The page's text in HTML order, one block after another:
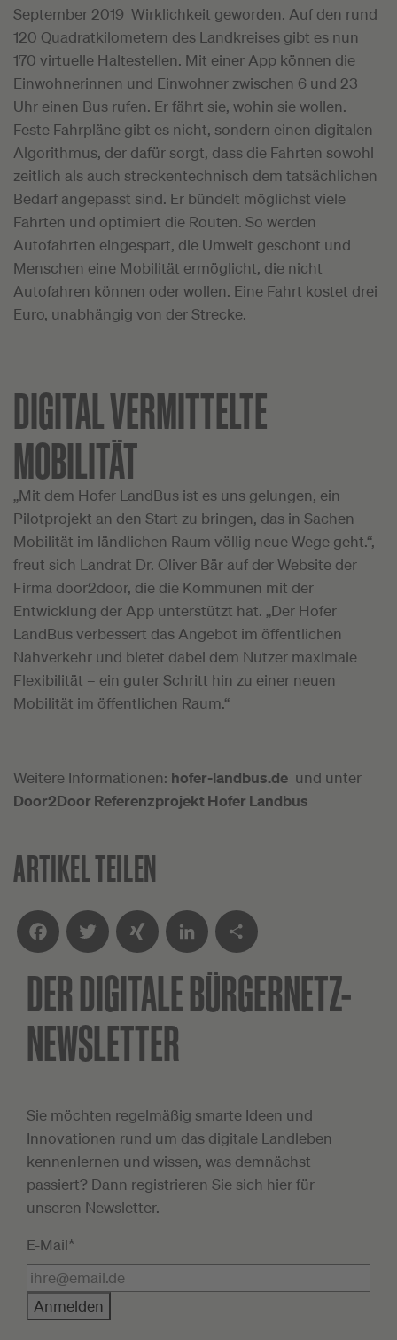
September 2019 Wirklichkeit geworden. Auf den rund
120 Quadratkilometern des Landkreises gibt es nun
170 virtuelle Haltestellen. Mit einer App können die
Einwohnerinnen und Einwohner zwischen 6 und 23
Uhr einen Bus rufen. Er fährt sie, wohin sie wollen.
Feste Fahrpläne gibt es nicht, sondern einen digitalen
Algorithmus, der dafür sorgt, dass die Fahrten sowohl
zeitlich als auch streckentechnisch dem tatsächlichen
Bedarf angepasst sind. Er bündelt möglichst viele
Fahrten und optimiert die Routen. So werden
Autofahrten eingespart, die Umwelt geschont und
Menschen eine Mobilität ermöglicht, die nicht
Autofahren können oder wollen. Eine Fahrt kostet drei
Euro, unabhängig von der Strecke.
DIGITAL VERMITTELTE
MOBILITÄT
„Mit dem Hofer LandBus ist es uns gelungen, ein
Pilotprojekt an den Start zu bringen, das in Sachen
Mobilität im ländlichen Raum völlig neue Wege geht.“,
freut sich Landrat Dr. Oliver Bär auf der Website der
Firma door2door, die die Kommunen mit der
Entwicklung der App unterstützt hat. „Der Hofer
LandBus verbessert das Angebot im öffentlichen
Nahverkehr und bietet dabei dem Nutzer maximale
Flexibilität – ein guter Schritt hin zu einer neuen
Mobilität im öffentlichen Raum.“
Weitere Informationen: hofer-landbus.de und unter
Door2Door Referenzprojekt Hofer Landbus
ARTIKEL TEILEN
FacebookTwitter XING LinkedInTeilen
DER DIGITALEBÜRGERNETZ-
NEWSLETTER
Sie möchten regelmäßig smarte Ideen und
Innovationen rund um das digitale Landleben
kennenlernen und wissen, was demnächst
passiert? Dann registrieren Sie sich hier für
unseren Newsletter.
E-Mail*
Anmelden